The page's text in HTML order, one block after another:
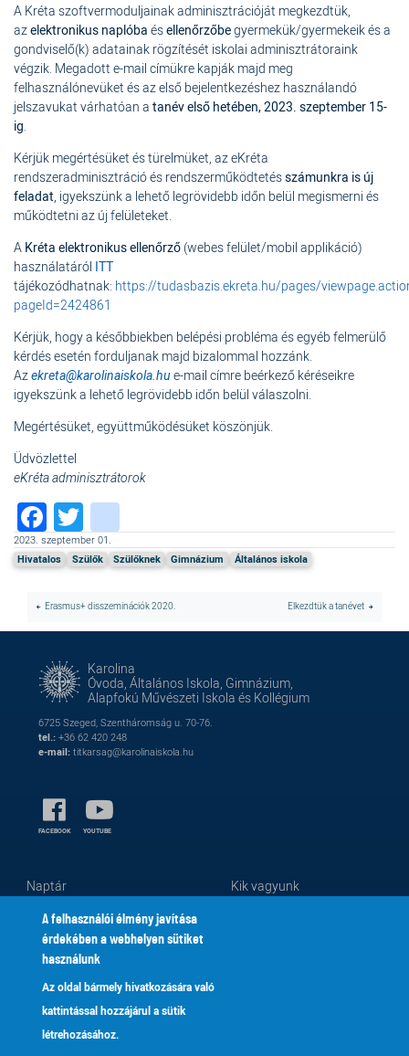
A Kréta szoftvermoduljainak adminisztrációját megkezdtük,
az elektronikus naplóba ésellenőrzőbegyermekük/gyermekeik és a
gondviselő(k) adatainak rögzítését iskolai adminisztrátoraink
végzik. Megadott e-mail címükre kapják majd meg
felhasználónevüket és az első bejelentkezéshez használandó
jelszavukat várhatóan a tanév első hetében, 2023. szeptember 15-
ig
Kérjük megértésüket és türelmüket, az eKréta
rendszeradminisztráció és rendszerműködtetésszámunkra is új
feladat , igyekszünk a lehető legrövidebb időn belül megismerni és
működtetni az új felületeket.
A Kréta elektronikus ellenőrző (webes felület/mobil applikáció)
használatáról ITT
tájékozódhatnak: https://tudasbazis.ekreta.hu/pages/
pageId=2424861
Kérjük, hogy a későbbiekben belépési probléma és egyéb felmerülő
kérdés esetén forduljanak majd bizalommal hozzánk.
Az ekreta@karolinaiskola.hue-mail címre beérkező kéréseikre
igyekszünk a lehető legrövidebb időn belül válaszolni.
Megértésüket, együttműködésüket köszönjük.
Üdvözlettel
eKréta adminisztrátorok
Facebook
Twitter
2023. szeptember 01.
Hivatalos Szülők Szülőknek Gimnázium Általános iskola
Erasmus+ disszeminációk 2020. Elkezdtük a tanévet
Karolina
Óvoda, Általános Iskola, Gimnázium,
Alapfokú Művészeti Iskola és Kollégium
6725 Szeged, Szentháromság u. 70-76.
tel.: +36 62 420 248
e-mail: titkarsag@karolinaiskola.hu
FACEBOOK YOUTUBE
Lábléc
Naptár
Galéria
Adatkezelés
Footer
Kik vagyunk
© Karolina Óvoda, Általános Iskola, Gimnázium, Alapfokú Művészeti Iskola és
A felhasználói élmény javítása
érdekében a webhelyen sütiket
használunk
Az oldal bármely hivatkozására való
kattintással hozzájárul a sütik
létrehozásához.